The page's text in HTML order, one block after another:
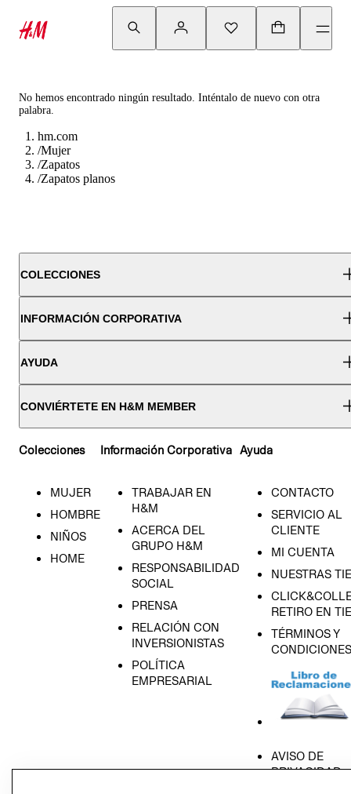
No hemos encontrado ningún resultado. Inténtalo de nuevo con otra
palabra.
hm.com
/Mujer
/Zapatos
/Zapatos planos
COLECCIONES
INFORMACIÓN CORPORATIVA
AYUDA
CONVIÉRTETE EN H&M MEMBER
Colecciones
MUJER
HOMBRE
NIÑOS
HOME
Información Corporativa
TRABAJAR EN
H&M
ACERCA DEL
GRUPO H&M
RESPONSABILIDAD
SOCIAL
PRENSA
RELACIÓN CON
INVERSIONISTAS
POLÍTICA
EMPRESARIAL
Ayuda
CONTACTO
SERVICIO AL
CLIENTE
MI CUENTA
NUESTRAS
RETIRO EN
TÉRMINOS Y
CONDICIONES
AVISO DE
PRIVACIDAD